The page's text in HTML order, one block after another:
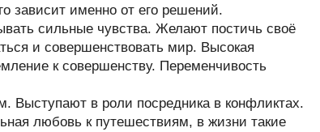
зависит именно от его решений.
сильные чувства. Желают постичь своё
и совершенствовать мир. Высокая
к совершенству. Переменчивость
в роли посредника в конфликтах.
любовь к путешествиям, в жизни такие